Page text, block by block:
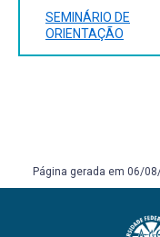
SEMINÁRIO DE
ORIENTAÇÃO
Página gerada em 06/